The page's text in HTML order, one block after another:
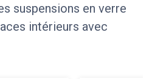
suspensions en verre
intérieurs avec